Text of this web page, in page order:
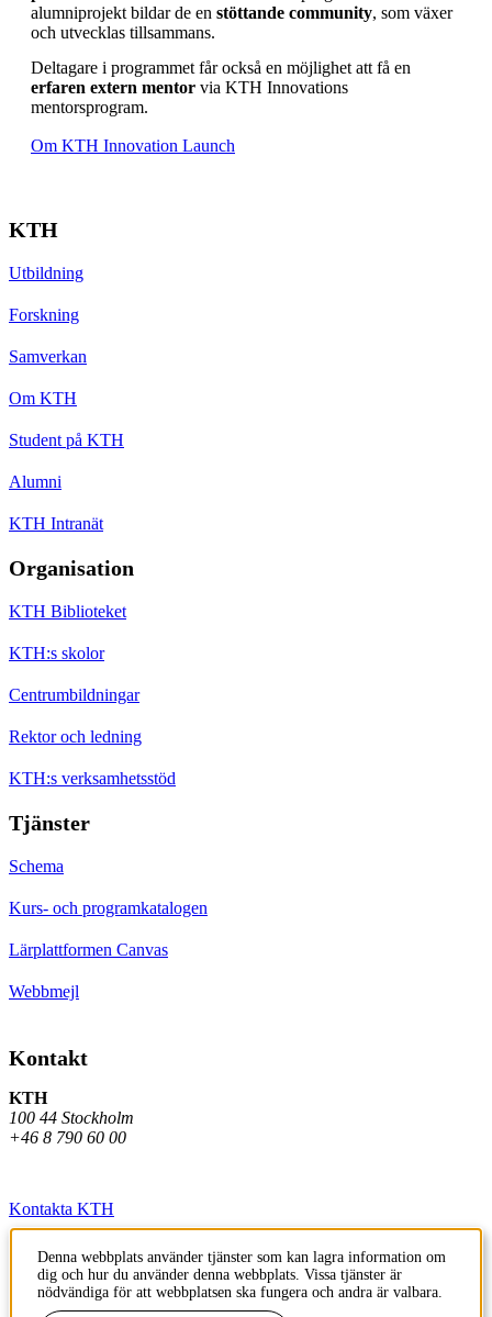
alumniprojekt bildar de en stöttande community, som växer
och utvecklas tillsammans.
Deltagare i programmet får också en möjlighet att få en
erfaren extern mentor via KTH Innovations
mentorsprogram.
Om KTH Innovation Launch
KTH
Utbildning
Forskning
Samverkan
Om KTH
Student på KTH
Alumni
KTH Intranät
Organisation
KTH Biblioteket
KTH:s skolor
Centrumbildningar
Rektor och ledning
KTH:s verksamhetsstöd
Tjänster
Schema
Kurs- och programkatalogen
Lärplattformen Canvas
Webbmejl
Kontakt
KTH
100 44 Stockholm
+46 8 790 60 00
Kontakta KTH
Jobba på KTH
Press och media
Denna webbplats använder tjänster som kan lagra information om
dig och hur du använder denna webbplats. Vissa tjänster är
nödvändiga för att webbplatsen ska fungera och andra är valbara.